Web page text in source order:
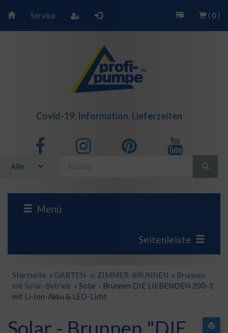
Service ( 0 )
Covid-19, Information, Lieferzeiten
Menü
Seitenleiste
Startseite » GARTEN- u. ZIMMER-BRUNNEN » Brunnen
mit Solar-Betrieb » Solar - Brunnen DIE LIEBENDEN 200-3
mit Li-Ion-Akku & LED-Licht
Solar - Brunnen "DIE